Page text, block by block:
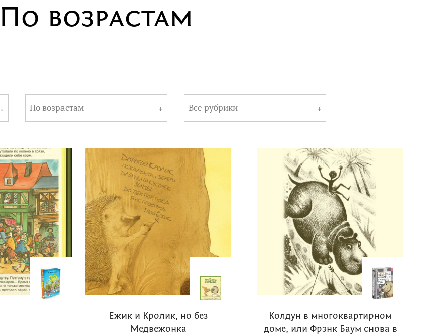
По возрастам
↧ По возрастам ↧ Все рубрики ↧
Ежик и Кролик, но без
Медвежонка
Колдун в многоквартирном
доме, или Фрэнк Баум снова в